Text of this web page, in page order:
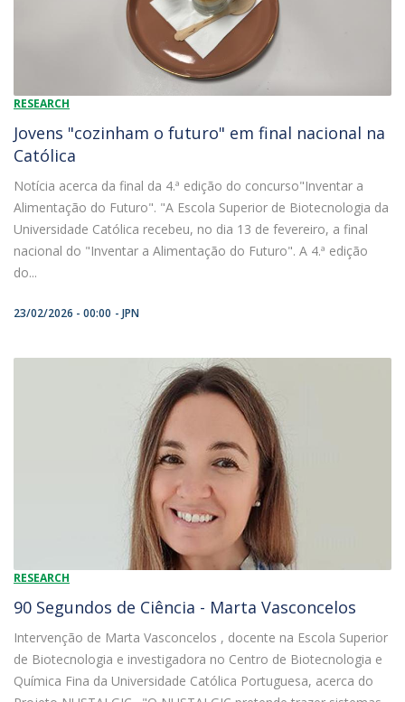
RESEARCH
Jovens "cozinham o futuro" em final nacional na
Católica
Notícia acerca da final da 4.ª edição do concurso"Inventar a
Alimentação do Futuro". "A Escola Superior de Biotecnologia da
Universidade Católica recebeu, no dia 13 de fevereiro, a final
nacional do "Inventar a Alimentação do Futuro". A 4.ª edição
do...
23/02/2026 - 00:00 JPN
RESEARCH
90 Segundos de Ciência - Marta Vasconcelos
Intervenção de Marta Vasconcelos , docente na Escola Superior
de Biotecnologia e investigadora no Centro de Biotecnologia e
Química Fina da Universidade Católica Portuguesa, acerca do